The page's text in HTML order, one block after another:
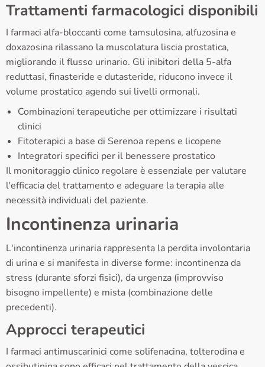
Trattamenti farmacologici disponibili
I farmaci alfa-bloccanti come tamsulosina, alfuzosina e
doxazosina rilassano la muscolatura liscia prostatica,
migliorando il flusso urinario. Gli inibitori della 5-alfa
reduttasi, finasteride e dutasteride, riducono invece il
volume prostatico agendo sui livelli ormonali.
Combinazioni terapeutiche per ottimizzare i risultati
clinici
Fitoterapici a base di Serenoa repens e licopene
Integratori specifici per il benessere prostatico
Il monitoraggio clinico regolare è essenziale per valutare
l'efficacia del trattamento e adeguare la terapia alle
necessità individuali del paziente.
Incontinenza urinaria
L'incontinenza urinaria rappresenta la perdita involontaria
di urina e si manifesta in diverse forme: incontinenza da
stress (durante sforzi fisici), da urgenza (improvviso
bisogno impellente) e mista (combinazione delle
precedenti).
Approcci terapeutici
I farmaci antimuscarinici come solifenacina, tolterodina e